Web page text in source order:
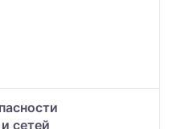
сетей